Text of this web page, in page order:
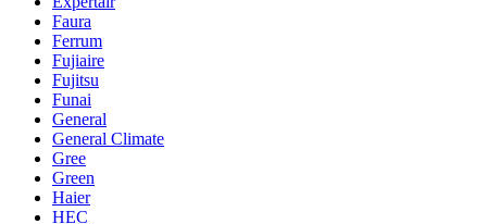
Faura
Ferrum
Fujiaire
Fujitsu
Funai
General
General Climate
Gree
Green
Haier
HEC